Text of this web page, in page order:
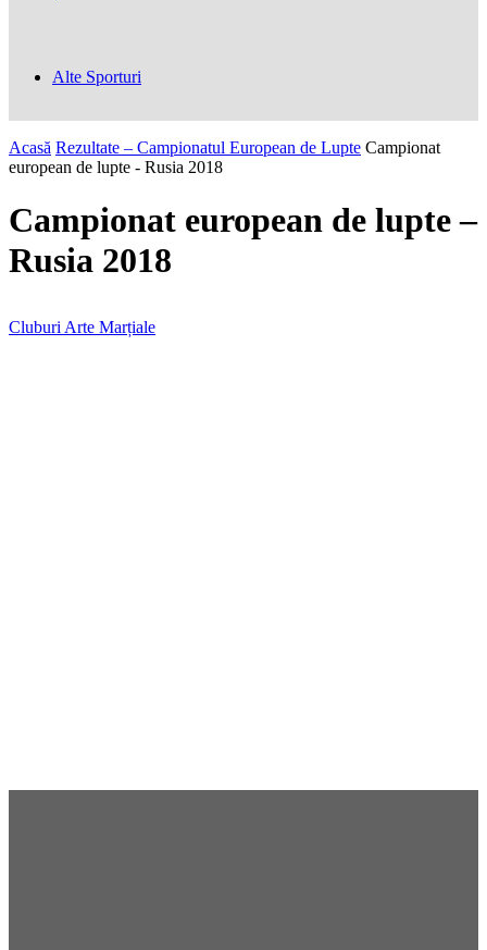
Cluburi Arte Marțiale
Alte Sporturi
Acasă Rezultate – Campionatul European de Lupte Campionat
european de lupte - Rusia 2018
Campionat european de lupte –
Rusia 2018